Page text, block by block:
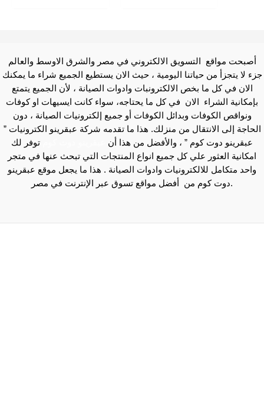
أصبحت مواقع التسويق الالكتروني في مصر والشرق الاوسط والعالم
جزء لا يتجزأ من حياتنا اليومية ، حيث الان يستطيع الجميع شراء ما يمكنك
الان في كل ما بخص الالكترونبات وادوات الصيانة ، لأن الجميع يتمتع
بإمكانية الشراء الان في كل ما يحتاجه، سواء كانت ايسيهات او كوفات
ونواقص الكوفات وبدائل الكوفات أو جميع إلكترونيات الصيانة ، دون
الحاجة إلى الانتقال من منزلك. هذا ما تقدمه شركة عبقرينو الكترونيات ”
عبقرينو دوت كوم ” ، والأفضل من هذا أن
توفر لك
امكانية العثور علي كل جميع انواع المنتجات التي تبحث عنها في متجر
واحد متكامل للالكترونيات وادوات الصيانة . هذا ما يجعل موقع عبقرينو
دوت كوم من أفضل مواقع تسوق عبر الإنترنت في مصر.